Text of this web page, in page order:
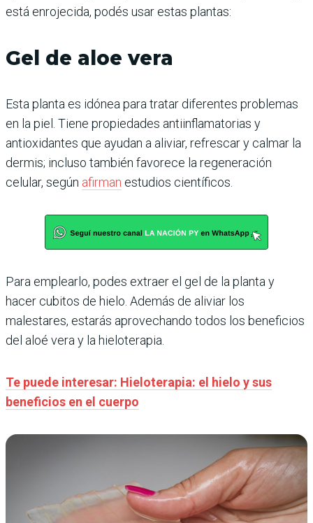
está enrojecida, podés usar estas plantas:
Gel de aloe vera
Esta planta es idónea para tratar diferentes problemas
en la piel. Tiene propiedades antiinflamatorias y
antioxidantes que ayudan a aliviar, refrescar y calmar la
dermis; incluso también favorece la regeneración
celular, según afirman estudios científicos.
Para emplearlo, podes extraer el gel de la planta y
hacer cubitos de hielo. Además de aliviar los
malestares, estarás aprovechando todos los beneficios
del aloé vera y la hieloterapia.
Te puede interesar: Hieloterapia: el hielo y sus
beneficios en el cuerpo